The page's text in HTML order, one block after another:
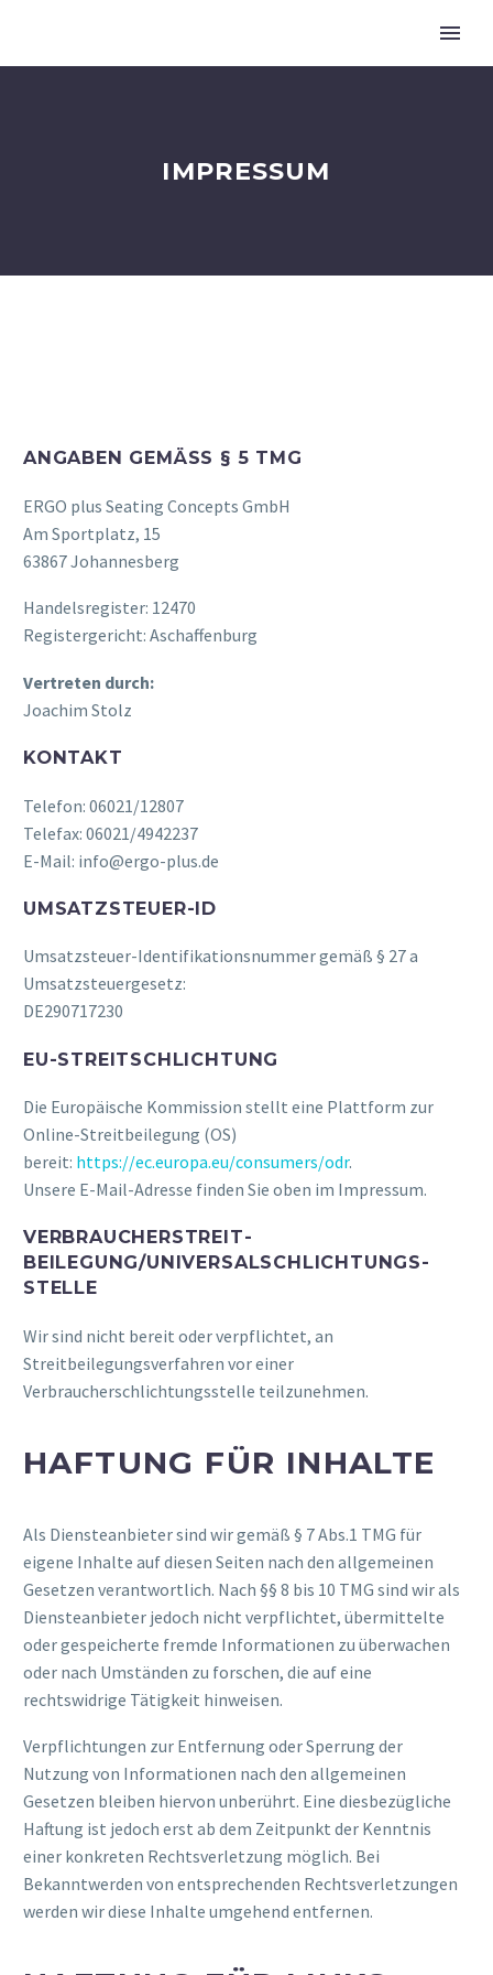
IMPRESSUM
ANGABEN GEMÄSS § 5 TMG
ERGO plus Seating Concepts GmbH
Am Sportplatz, 15
63867 Johannesberg
Handelsregister: 12470
Registergericht: Aschaffenburg
Vertreten durch:
Joachim Stolz
KONTAKT
Telefon: 06021/12807
Telefax: 06021/4942237
E-Mail: info@ergo-plus.de
UMSATZSTEUER-ID
Umsatzsteuer-Identifikationsnummer gemäß § 27 a
Umsatzsteuergesetz:
DE290717230
EU-STREITSCHLICHTUNG
Die Europäische Kommission stellt eine Plattform zur
Online-Streitbeilegung (OS)
bereit: https://ec.europa.eu/consumers/odr.
Unsere E-Mail-Adresse finden Sie oben im Impressum.
VERBRAUCHER­STREIT­
BEILEGUNG/UNIVERSAL­SCHLICHTUNGS­
STELLE
Wir sind nicht bereit oder verpflichtet, an
Streitbeilegungsverfahren vor einer
Verbraucherschlichtungsstelle teilzunehmen.
HAFTUNG FÜR INHALTE
Als Diensteanbieter sind wir gemäß § 7 Abs.1 TMG für
eigene Inhalte auf diesen Seiten nach den allgemeinen
Gesetzen verantwortlich. Nach §§ 8 bis 10 TMG sind wir als
Diensteanbieter jedoch nicht verpflichtet, übermittelte
oder gespeicherte fremde Informationen zu überwachen
oder nach Umständen zu forschen, die auf eine
rechtswidrige Tätigkeit hinweisen.
Verpflichtungen zur Entfernung oder Sperrung der
Nutzung von Informationen nach den allgemeinen
Gesetzen bleiben hiervon unberührt. Eine diesbezügliche
Haftung ist jedoch erst ab dem Zeitpunkt der Kenntnis
einer konkreten Rechtsverletzung möglich. Bei
Bekanntwerden von entsprechenden Rechtsverletzungen
werden wir diese Inhalte umgehend entfernen.